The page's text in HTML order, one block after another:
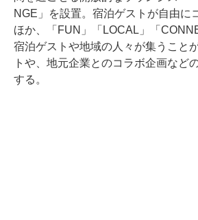
NGE」を設置。宿泊ゲストが自由に
ほか、「FUN」「LOCAL」「
宿泊ゲストや地域の人々が集うこと
トや、地元企業とのコラボ企画など
する。